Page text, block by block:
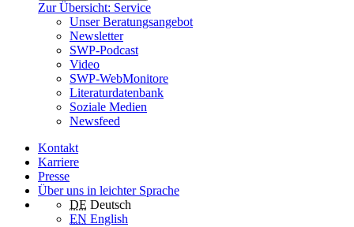
Zur Übersicht: Service
Unser Beratungsangebot
Newsletter
SWP-Podcast
Video
SWP-WebMonitore
Literaturdatenbank
Soziale Medien
Newsfeed
Kontakt
Karriere
Presse
Über uns in leichter Sprache
DE Deutsch
EN English